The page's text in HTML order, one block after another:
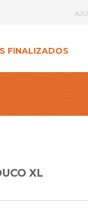
FINALIZADOS
XL